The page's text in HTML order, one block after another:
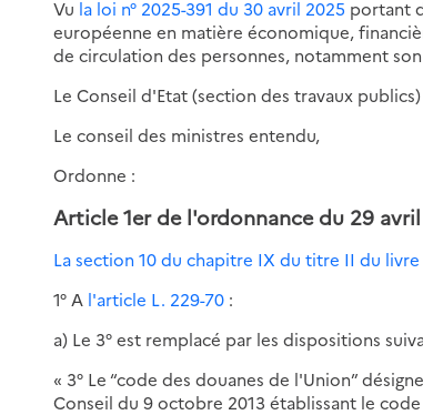
Vu la loi n° 2025-391 du 30 avril 2025 portant
européenne en matière économique,
de circulation des personnes, notamment
Le Conseil d'Etat (section des travaux
Le conseil des ministres entendu,
Ordonne :
Article 1er de l'ordonnance du 29
La section 10 du chapitre IX du titre II du
1° A l'article L. 229-70 :
a) Le 3° est remplacé par les dispositions
« 3° Le “code des douanes de l'Union”
Conseil du 9 octobre 2013 établissant le